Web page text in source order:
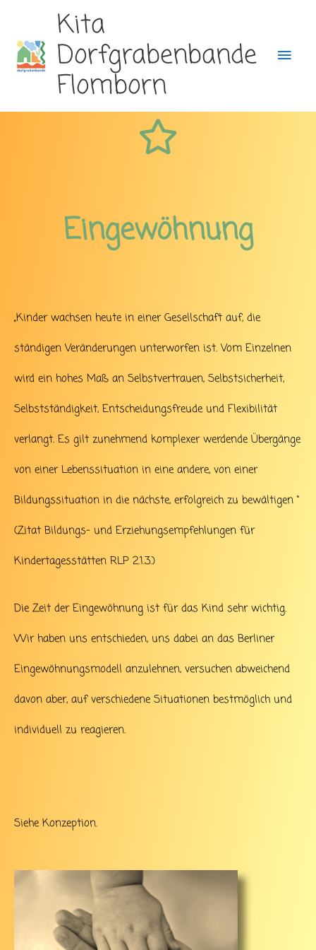
Inhalt
springen
Kita
Dorfgrabenbande
Flomborn
Eingewöhnung
„Kinder wachsen heute in einer Gesellschaft auf, die
ständigen Veränderungen unterworfen ist. Vom Einzelnen
wird ein hohes Maß an Selbstvertrauen, Selbstsicherheit,
Selbstständigkeit, Entscheidungsfreude und Flexibilität
verlangt. Es gilt zunehmend komplexer werdende Übergänge
von einer Lebenssituation in eine andere, von einer
Bildungssituation in die nächste, erfolgreich zu bewältigen “
(Zitat Bildungs- und Erziehungsempfehlungen für
Kindertagesstätten RLP 2.1.3.)
Die Zeit der Eingewöhnung ist für das Kind sehr wichtig.
Wir haben uns entschieden, uns dabei an das Berliner
Eingewöhnungsmodell anzulehnen, versuchen abweichend
davon aber, auf verschiedene Situationen bestmöglich und
individuell zu reagieren.
SieheKonzeption.